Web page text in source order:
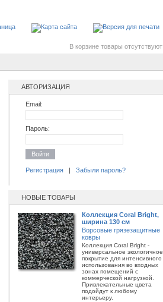
В корзине товары отсутствуют
АВТОРИЗАЦИЯ
Email:
Пароль:
Войти
Регистрация| Забыли пароль?
НОВЫЕ ТОВАРЫ
Коллекция Coral Bright,
ширина 130 см
Ворсовые грязезащитные
ковры
Коллекция Coral Bright -
универсальное экологичное
покрытие для интенсивного
использования во входных
зонах помещений с
коммерческой нагрузкой.
Привлекательные цвета
подойдут к любому
интерьеру.